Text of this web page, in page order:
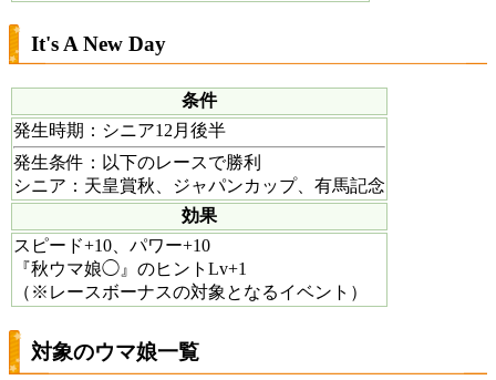
It's A New Day
条件
発生時期 ：シニア12月後半
発生条件 ：以下のレースで勝利
シニア：天皇賞秋、ジャパンカップ、有馬記念
効果
スピード+10、パワー+10
『秋ウマ娘◯』のヒントLv+1
（※レースボーナスの対象となるイベント）
対象のウマ娘一覧